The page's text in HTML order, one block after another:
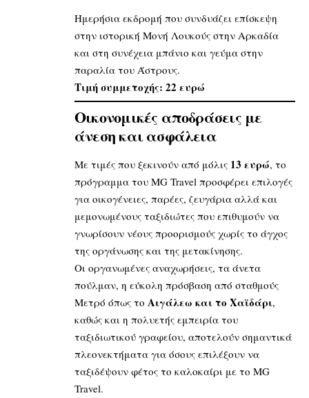
Ημερήσια εκδρομή που συνδυάζει επίσκεψη
στην ιστορική Μονή Λουκούς στην Αρκαδία
και στη συνέχεια μπάνιο και γεύμα στην
παραλία του Άστρους.
Τιμή συμμετοχής: 22 ευρώ
Οικονομικές αποδράσεις με
άνεση και ασφάλεια
Με τιμές που ξεκινούν από μόλις 13 ευρώ, το
πρόγραμμα του MG Travel προσφέρει επιλογές
για οικογένειες, παρέες, ζευγάρια αλλά και
μεμονωμένους ταξιδιώτες που επιθυμούν να
γνωρίσουν νέους προορισμούς χωρίς το άγχος
της οργάνωσης και της μετακίνησης.
Οι οργανωμένες αναχωρήσεις, τα άνετα
πούλμαν, η εύκολη πρόσβαση από σταθμούς
Μετρό όπως το Αιγάλεω και το Χαϊδάρι,
καθώς και η πολυετής εμπειρία του
ταξιδιωτικού γραφείου, αποτελούν σημαντικά
πλεονεκτήματα για όσους επιλέξουν να
ταξιδέψουν φέτος το καλοκαίρι με το MG
Travel.